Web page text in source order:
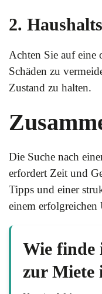
2.
Achten Sie auf eine
Schäden zu
Zustand zu halten.
Die Suche nach
erfordert Zeit und
Tipps und einer
einem erfolgreichen
Wie finde
zur Miete